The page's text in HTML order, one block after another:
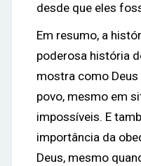
desde que eles
Em resumo, a
poderosa história
mostra como Deus
povo, mesmo em
impossíveis. E
importância da
Deus, mesmo